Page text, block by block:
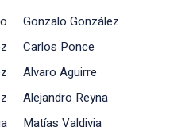
Gonzalo González
Carlos Ponce
Alvaro Aguirre
Alejandro Reyna
Matías Valdivia